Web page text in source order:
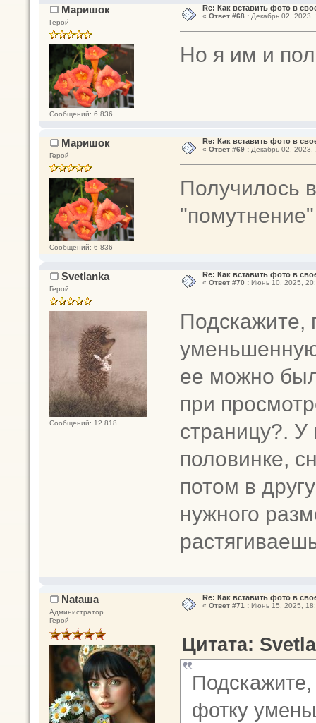
Маришок
Герой
Сообщений: 6 836
Re: Как вставить фото в
« Ответ #68 :Декабрь 02, 2023,
Но я им и
Маришок
Герой
Сообщений: 6 836
Re: Как вставить фото в
« Ответ #69 :Декабрь 02, 2023,
Получилось
Svetlanka
Герой
Сообщений: 12 818
Re: Как вставить фото в
« Ответ #70 :Июнь 10, 2025,
Подскажите,
ее можно
при
страницу?. У
половинке,
потом в
нужного
Nataшa
Администратор
Герой
Re: Как вставить фото в
« Ответ #71 :Июнь 15, 2025,
Цитата:
Подскажите,
фотку